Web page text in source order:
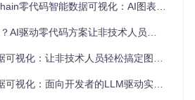
档
/模板套用
推荐
码智能数据可视化：AI图表生成效率提升10倍指南
动零代码方案让非技术人员也能轻松搞定
视化：让非技术人员轻松搞定图表生成
视化：面向开发者的LLM驱动实现指南